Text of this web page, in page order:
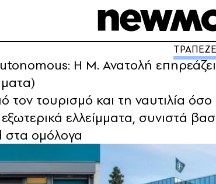
Η Μ. Ανατολή επηρεάζει
τουρισμό και τη ναυτιλία
ελλείμματα, συνιστά
στα ομόλογα